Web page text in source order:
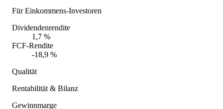
Für Einkommens-Investoren
Dividendenrendite
1,7 %
FCF-Rendite
-18,9 %
Qualität
Rentabilität & Bilanz
Gewinnmarge